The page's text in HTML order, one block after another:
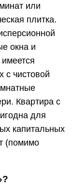
или
плитка.
окна и
с чистовой
Квартира с
для
капитальных
(помимо